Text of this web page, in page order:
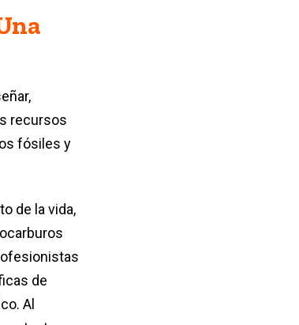
recursos
fósiles y
de la vida,
de
Al